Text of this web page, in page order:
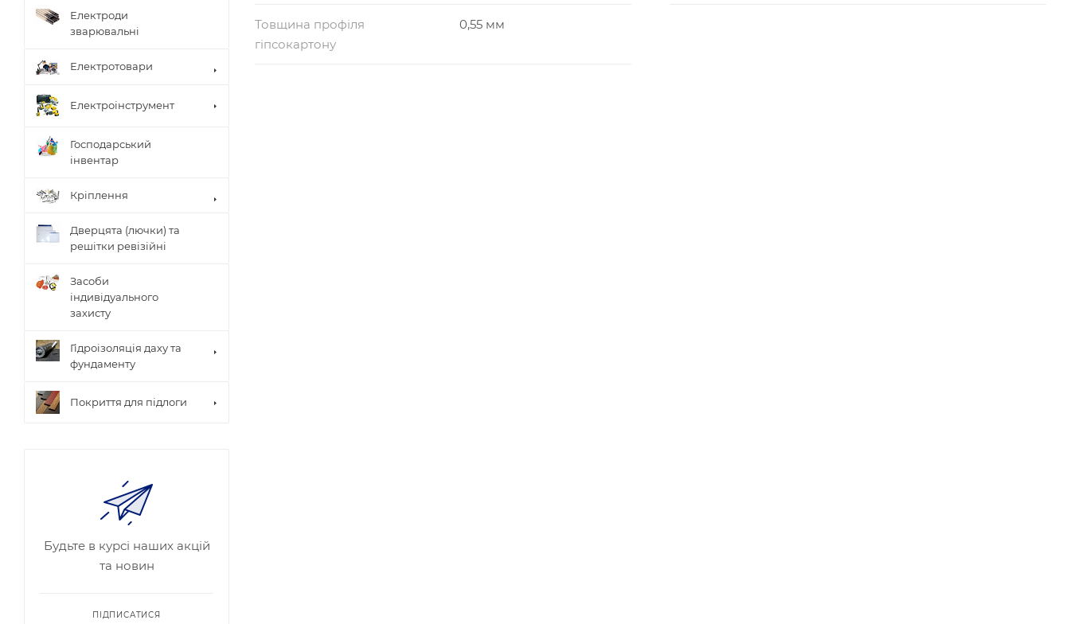
Товщина профіля
гіпсокартону
0,55 мм
Електроди
зварювальні
Електротовари
Електроінструмент
Господарський
інвентар
Кріплення
Дверцята (лючки) та
решітки ревізійні
Засоби
індивідуального
захисту
Гідроізоляція даху та
фундаменту
Покриття для підлоги
Будьте в курсі наших акцій
та новин
ПІДПИСАТИСЯ